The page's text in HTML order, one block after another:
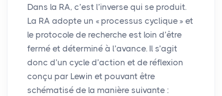
Dans la RA, c’est l’inverse qui se produit.
La RA adopte un « processus cyclique » et
le protocole de recherche est loin d’être
fermé et déterminé à l’avance. Il s’agit
donc d’un cycle d’action et de réflexion
conçu par Lewin et pouvant être
schématisé de la manière suivante :